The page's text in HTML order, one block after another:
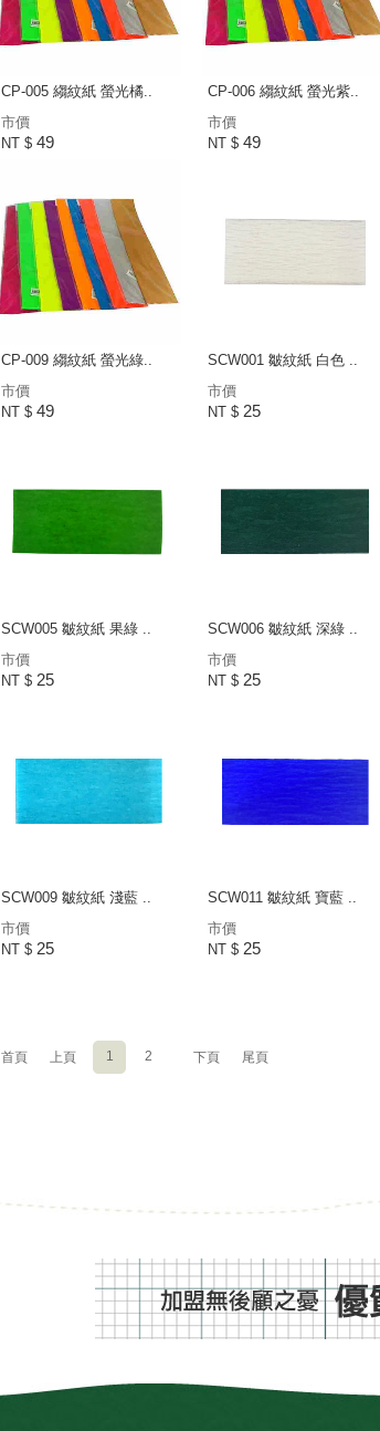
CP-005 縐紋紙 螢光橘..
市價
NT $ 49
CP-006 縐紋紙 螢光紫..
市價
NT $ 49
CP-009 縐紋紙 螢光綠..
市價
NT $ 49
SCW001 皺紋紙 白色 ..
市價
NT $ 25
SCW005 皺紋紙 果綠 ..
市價
NT $ 25
SCW006 皺紋紙 深綠 ..
市價
NT $ 25
SCW009 皺紋紙 淺藍 ..
市價
NT $ 25
SCW011 皺紋紙 寶藍 ..
市價
NT $ 25
首頁 上頁 1 2 下頁 尾頁